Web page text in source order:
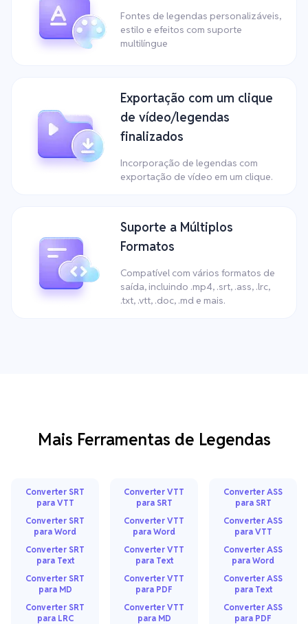
Fontes de legendas personalizáveis,
estilo e efeitos com suporte
multilíngue
Exportação com um clique
de vídeo/legendas
finalizados
Incorporação de legendas com
exportação de vídeo em um clique.
Suporte a Múltiplos
Formatos
Compatível com vários formatos de
saída, incluindo .mp4, .srt, .ass, .lrc,
.txt, .vtt, .doc, .md e mais.
Mais Ferramentas de Legendas
Converter SRT
para VTT
Converter SRT
para Word
Converter SRT
para Text
Converter SRT
para MD
Converter SRT
para LRC
Converter VTT
para SRT
Converter VTT
para Word
Converter VTT
para Text
Converter VTT
para PDF
Converter VTT
para MD
Converter ASS
para SRT
Converter ASS
para VTT
Converter ASS
para Word
Converter ASS
para Text
Converter ASS
para PDF